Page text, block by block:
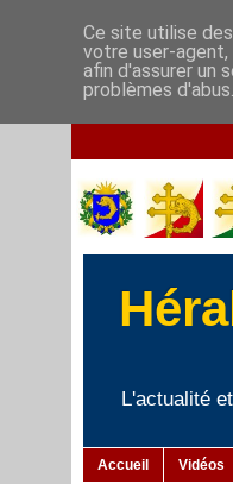
L'actualité
Accueil Vidéos
Ce site utilise
votre user-
afin d'assurer un
problèmes d'abus.